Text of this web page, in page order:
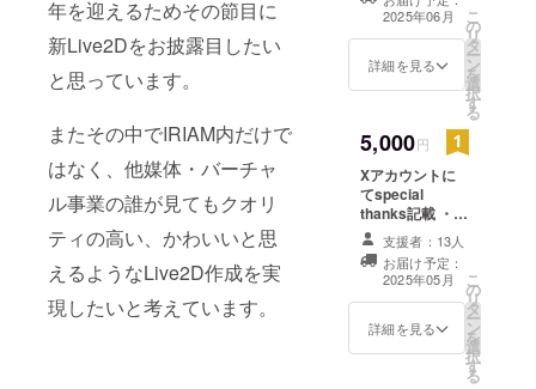
年を迎えるためその節目に
新Live2Dをお披露目したい
と思っています。
またその中でIRIAM内だけで
はなく、他媒体・バーチャ
ル事業の誰が見てもクオリ
ティの高い、かわいいと思
えるようなLive2D作成を実
現したいと考えています。
2025年06月
詳細を見る
こ
の
リ
タ
ー
ン
を
選
択
す
る
5,000円
Xアカウントに
てspecial
thanks記載 ・掲
載期間：2025年
5月20日から活
動が存続する限
り掲載 ・掲載方
法：ご支援者様
一覧として完成
したLive2Dイラ
支援者：13人
お届け予定：
2025年05月
詳細を見る
こ
の
リ
タ
ー
ン
を
選
択
す
る